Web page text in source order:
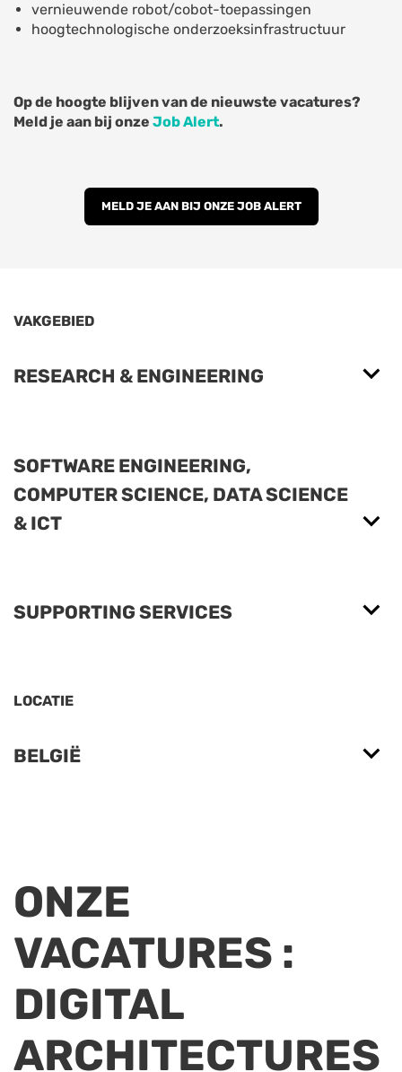
vernieuwende robot/cobot-toepassingen
hoogtechnologische onderzoeksinfrastructuur
Op de hoogte blijven van de nieuwste vacatures?
Meld je aan bij onze Job Alert.
MELD JE AAN BIJ ONZE JOB ALERT
VAKGEBIED
RESEARCH & ENGINEERING
SOFTWARE ENGINEERING,
COMPUTER SCIENCE, DATA SCIENCE
& ICT
SUPPORTING SERVICES
LOCATIE
BELGIË
ONZE
VACATURES :
DIGITAL
ARCHITECTURES